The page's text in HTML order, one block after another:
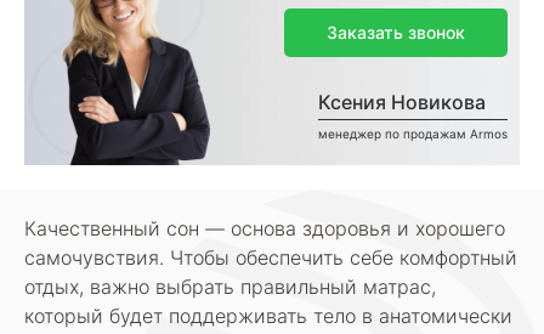
Ксения Новикова
менеджер по продажам Armos
Заказать звонок
Качественный сон — основа здоровья и хорошего
самочувствия. Чтобы обеспечить себе комфортный
отдых, важно выбрать правильный матрас,
который будет поддерживать тело в анатомически